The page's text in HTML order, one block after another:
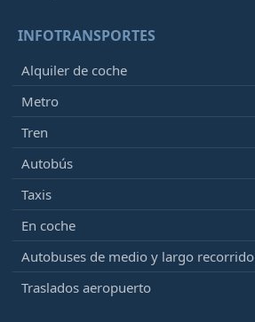
INFOTRANSPORTES
Alquiler de coche
Metro
Tren
Autobús
Taxis
En coche
Autobuses de medio y largo recorrido
Traslados aeropuerto